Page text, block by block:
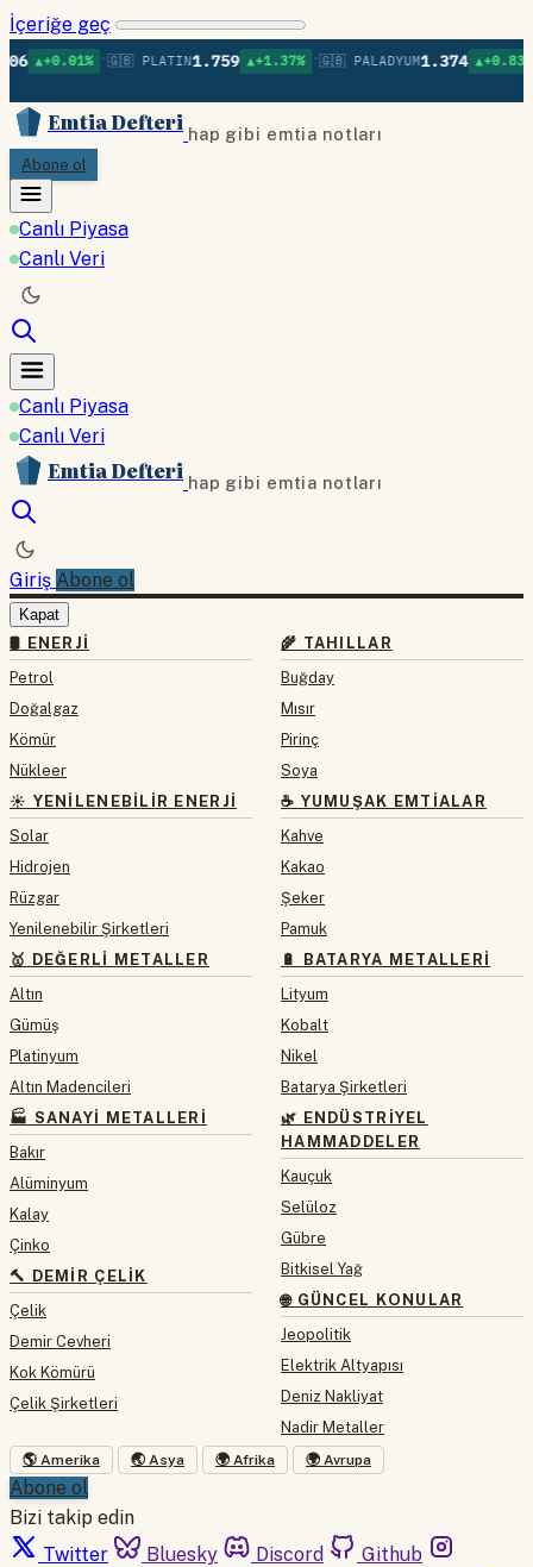
İçeriğe geç
• 🇬🇧 PLATIN1.759 ▲+1.37% • 🇬🇧 PALADYUM 1.374 ▲+0.83% • 🇬🇧
Emtia Defteri hap gibi emtia notları
Abone ol
Canlı Piyasa
Canlı Veri
Canlı Piyasa
Canlı Veri
Emtia Defteri hap gibi emtia notları
Giriş Abone ol
Kapat
🛢 ENERJI
Petrol
Doğalgaz
Kömür
Nükleer
☀️ YENILENEBILIR ENERJI
Solar
Hidrojen
Rüzgar
Yenilenebilir Şirketleri
🥇 DEĞERLI METALLER
Altın
Gümüş
Platinyum
Altın Madencileri
🏭 SANAYI METALLERI
Bakır
Alüminyum
Kalay
Çinko
🔨 DEMIR ÇELIK
Çelik
Demir Cevheri
Kok Kömürü
Çelik Şirketleri
🌾 TAHILLAR
Buğday
Mısır
Pirinç
Soya
☕ YUMUŞAK EMTIALAR
Kahve
Kakao
Şeker
Pamuk
🔋 BATARYA METALLERI
Lityum
Kobalt
Nikel
Batarya Şirketleri
🌿 ENDÜSTRIYEL
HAMMADDELER
Kauçuk
Selüloz
Gübre
Bitkisel Yağ
🌐 GÜNCEL KONULAR
Jeopolitik
Elektrik Altyapısı
Deniz Nakliyat
Nadir Metaller
🌎 Amerika 🌏 Asya 🌍 Afrika 🌍 Avrupa
Abone ol
Bizi takip edin
Twitter
Bluesky Discord
Github